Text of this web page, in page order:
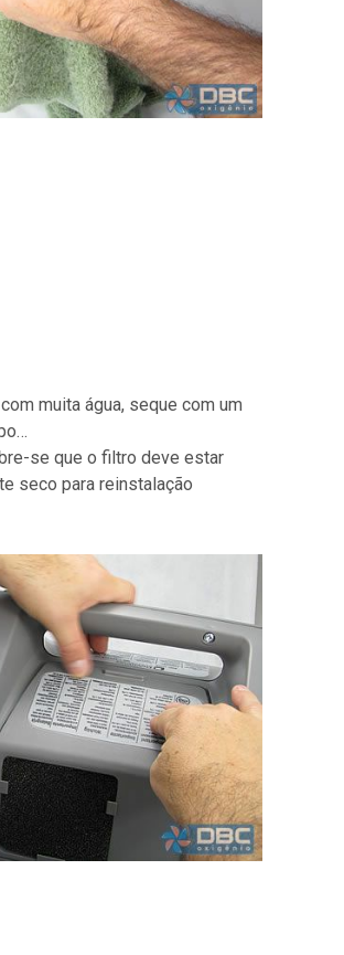
muita água, seque com um
se que o filtro deve estar
seco para reinstalação